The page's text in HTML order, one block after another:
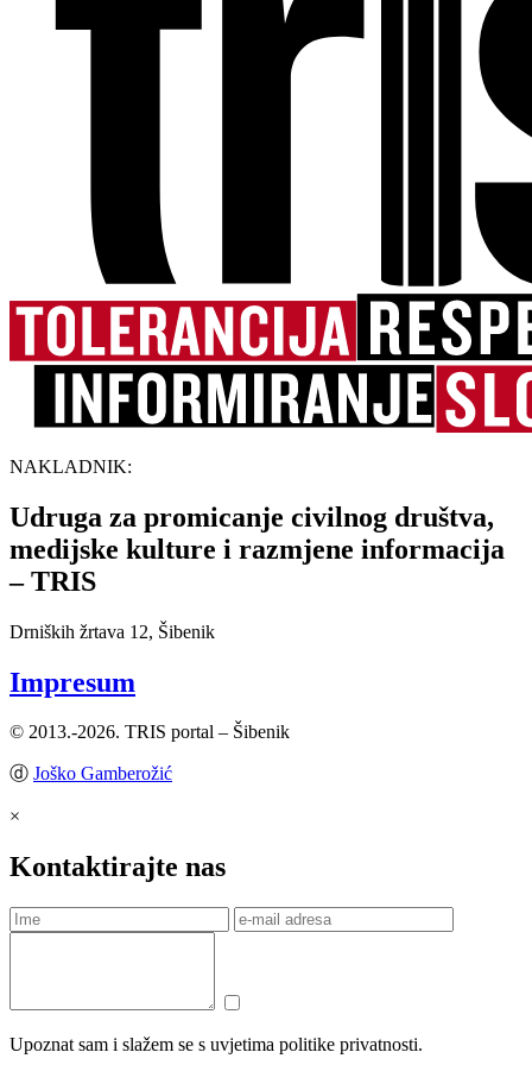
NAKLADNIK:
Udruga za promicanje civilnog društva,
medijske kulture i razmjene informacija
– TRIS
Drniških žrtava 12, Šibenik
Impresum
© 2013.-2026. TRIS portal – Šibenik
ⓓ Joško Gamberožić
×
Kontaktirajte nas
Upoznat sam i slažem se s uvjetima politike privatnosti.